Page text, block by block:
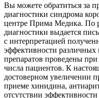
Вы можете обратиться за
диагностики синдрома
центре Прима Медика. По
диагностики выдается
с интерпретацией
эффективности различных
препаратов проведены
числа пациентов. К
достоверном увеличении
приеме хинидина,
отсутствии